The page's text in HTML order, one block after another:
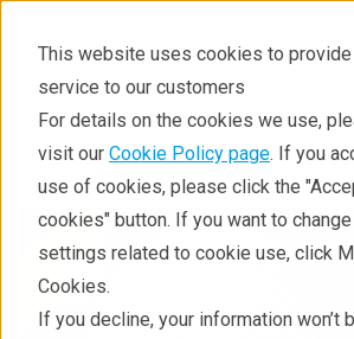
This website uses cookies to
service to our customers
For details on the cookies we use,
visit our Cookie Policy page. If you
use of cookies, please click the
cookies" button. If you want to change
settings related to cookie use, click
Cookies.
If you decline, your information won’t
Resources Techniques